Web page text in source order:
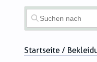
Startseite /